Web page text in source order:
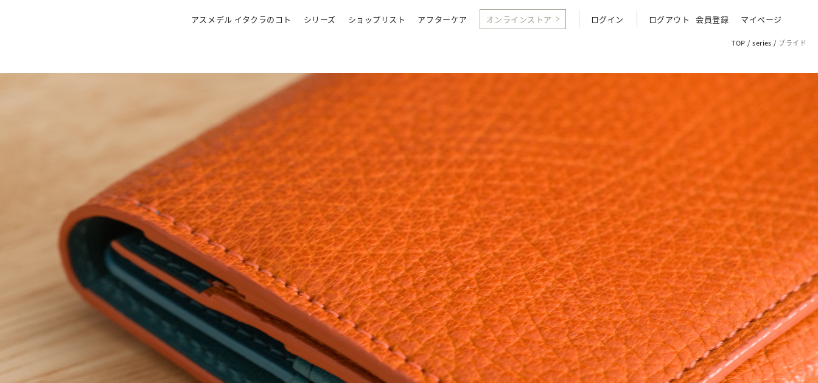
アスメデル イタクラのコト シリーズ ショップリスト アフターケア オンラインストア ログイン ログアウト 会員登録 マイページ
TOP series プライド